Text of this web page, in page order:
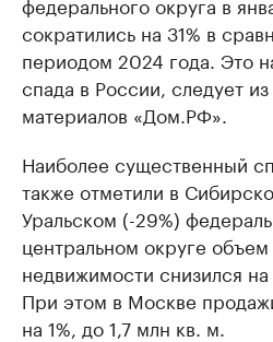
сократились на 31% в
периодом 2024 года. Это
спада в России, следует
материалов «Дом.РФ».
Наиболее существенный
также отметили в
Уральском (-29%)
центральном округе
недвижимости снизился
При этом в Москве
на 1%, до 1,7 млн кв. м.